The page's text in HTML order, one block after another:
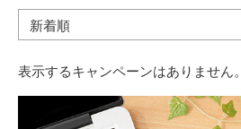
表示するキャンペーンはありません。